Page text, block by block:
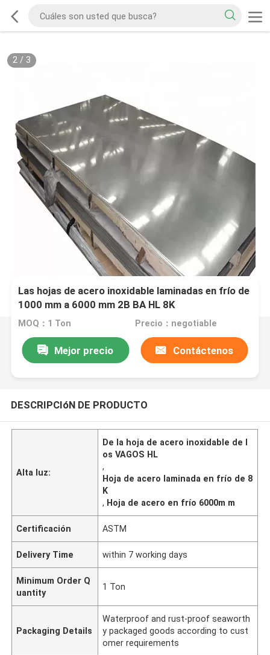
2/ 3
Las hojas de acero inoxidable laminadas en frío de
1000 mm a 6000 mm 2B BA HL 8K
MOQ：1 Ton Precio：negotiable
Mejor precio Contáctenos
DESCRIPCIóN DE PRODUCTO
Alta luz:
De la hoja de acero inoxidable de l
os VAGOS HL
,
Hoja de acero laminada en frío de 8
K
, Hoja de acero en frío 6000m m
Certificación ASTM
Delivery Time within 7 working days
Minimum Order Q
uantity
1 Ton
Packaging Details
Waterproof and rust-proof seaworth
y packaged goods according to cust
omer requirements